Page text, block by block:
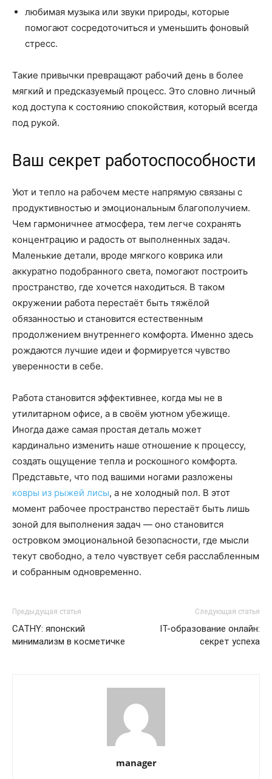
любимая музыка или звуки природы, которые
помогают сосредоточиться и уменьшить фоновый
стресс.
Такие привычки превращают рабочий день в более
мягкий и предсказуемый процесс. Это словно личный
код доступа к состоянию спокойствия, который всегда
под рукой.
Ваш секрет работоспособности
Уют и тепло на рабочем месте напрямую связаны с
продуктивностью и эмоциональным благополучием.
Чем гармоничнее атмосфера, тем легче сохранять
концентрацию и радость от выполненных задач.
Маленькие детали, вроде мягкого коврика или
аккуратно подобранного света, помогают построить
пространство, где хочется находиться. В таком
окружении работа перестаёт быть тяжёлой
обязанностью и становится естественным
продолжением внутреннего комфорта. Именно здесь
рождаются лучшие идеи и формируется чувство
уверенности в себе.
Работа становится эффективнее, когда мы не в
утилитарном офисе, а в своём уютном убежище.
Иногда даже самая простая деталь может
кардинально изменить наше отношение к процессу,
создать ощущение тепла и роскошного комфорта.
Представьте, что под вашими ногами разложены
ковры из рыжей лисы, а не холодный пол. В этот
момент рабочее пространство перестаёт быть лишь
зоной для выполнения задач — оно становится
островком эмоциональной безопасности, где мысли
текут свободно, а тело чувствует себя расслабленным
и собранным одновременно.
Предыдущая статья
CATHY: японский
минимализм в косметичке
Следующая статья
IT-образование онлайн:
секрет успеха
manager